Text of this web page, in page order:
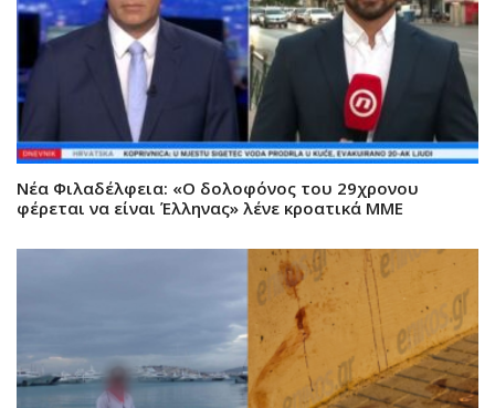
Νέα Φιλαδέλφεια: «Ο δολοφόνος του 29χρονου
φέρεται να είναι Έλληνας» λένε κροατικά ΜΜΕ